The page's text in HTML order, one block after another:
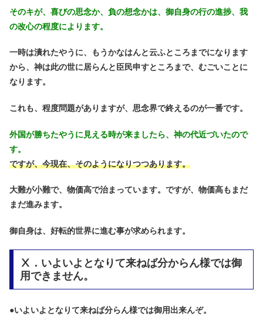
そのキが、喜びの思念か、負の想念かは、御自身の行の進捗、我
の改心の程度によります。
一時は潰れたやうに、もうかなはんと云ふところまでになります
から、神は此の世に居らんと臣民申すところまで、むごいことに
なります。
これも、程度問題がありますが、思念界で終えるのが一番です。
外国が勝ちたやうに見える時が来ましたら、神の代近づいたので
す。
ですが、今現在、そのようになりつつあります。
大難が小難で、物価高で治まっています。ですが、物価高もまだ
まだ進みます。
御自身は、好転的世界に進む事が求められます。
Ⅹ．いよいよとなりて来ねば分からん様では御
用できません。
●いよいよとなりて来ねば分らん様では御用出来んぞ。